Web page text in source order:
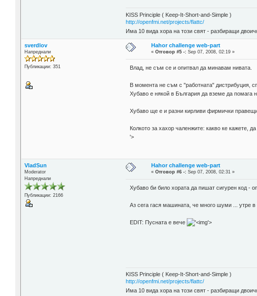
KISS Principle ( Keep-It-Short-and-Simple )
http://openfmi.net/projects/flattc/
Има 10 вида хора на този свят - разбиращи
sverdlov
Напреднали
Публикации: 351
Hahor challenge web-part
«Отговор #5 -: Sep 07, 2008, 02:19 »
Влад, не съм се и опитвал да минавам нивата.
В момента не съм с "работната" дистрибуция,
Хубаво е някой в България да вземе да помага
Хубаво ще е и разни кирливи фирмички правещи
Колкото за хахор чаленжите: какво ке кажете,
'>
VladSun
Moderator
Напреднали
Публикации: 2166
Hahor challenge web-part
«Отговор #6 -: Sep 07, 2008, 02:31 »
Хубаво би било хората да пишат сигурен код -
Аз сега гася машината, че много шуми ... утре в
EDIT: Пусната е вече '>
KISS Principle ( Keep-It-Short-and-Simple )
http://openfmi.net/projects/flattc/
Има 10 вида хора на този свят - разбиращи